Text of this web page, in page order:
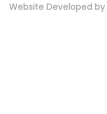
Website Developed by